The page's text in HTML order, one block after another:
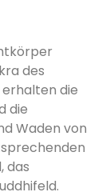
des
die
die
Waden von
das